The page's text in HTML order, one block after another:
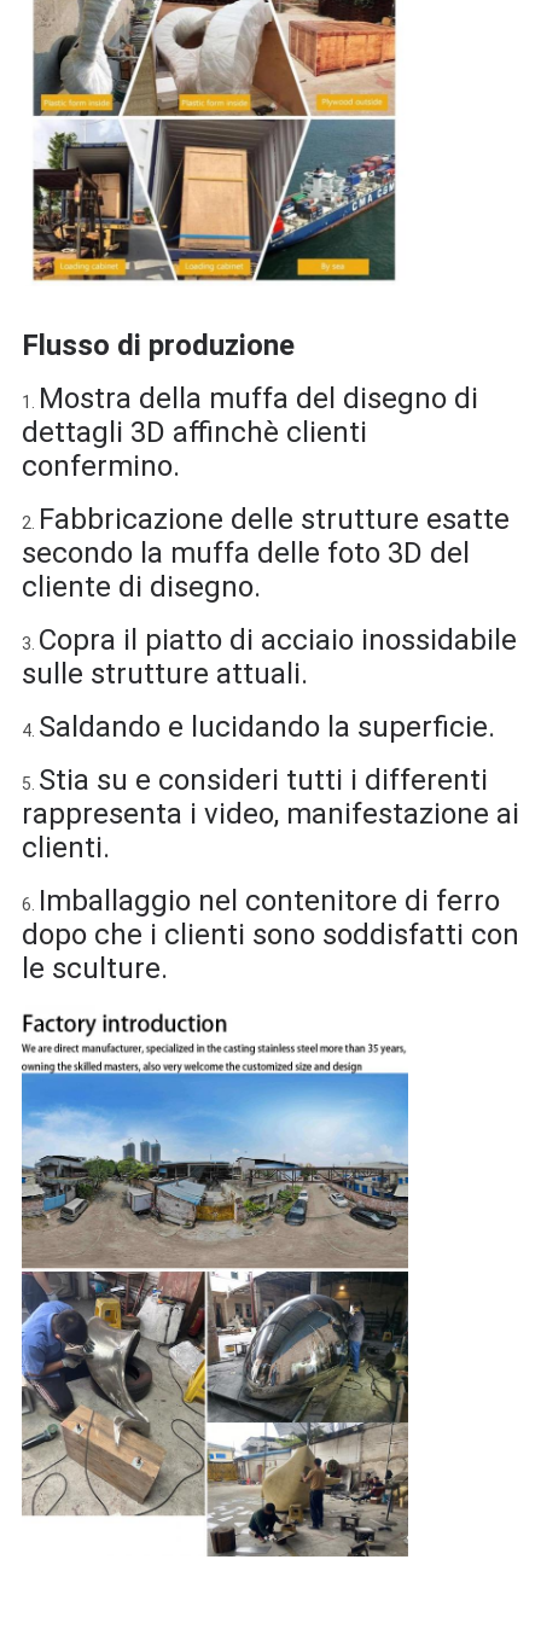
Flusso di produzione
1.
Mostra della muffa del disegno di
dettagli 3D affinchè clienti
confermino.
2. Fabbricazione delle strutture esatte
secondo la muffa delle foto 3D del
cliente di disegno.
3. Copra il piatto di acciaio inossidabile
sulle strutture attuali.
4. Saldando e lucidando la superficie.
5. Stia su e consideri tutti i differenti
rappresenta i video, manifestazione ai
clienti.
6. Imballaggio nel contenitore di ferro
dopo che i clienti sono soddisfatti con
le sculture.